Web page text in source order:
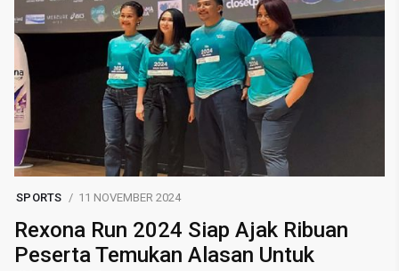
SPORTS 11 NOVEMBER 2024
Rexona Run 2024 Siap Ajak Ribuan
Peserta Temukan Alasan Untuk